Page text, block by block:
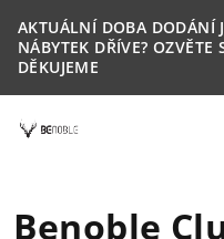
na
obsah
AKTUÁLNÍ DOBA DODÁNÍ
NÁBYTEK DŘÍVE?
DĚKUJEME
Benoble